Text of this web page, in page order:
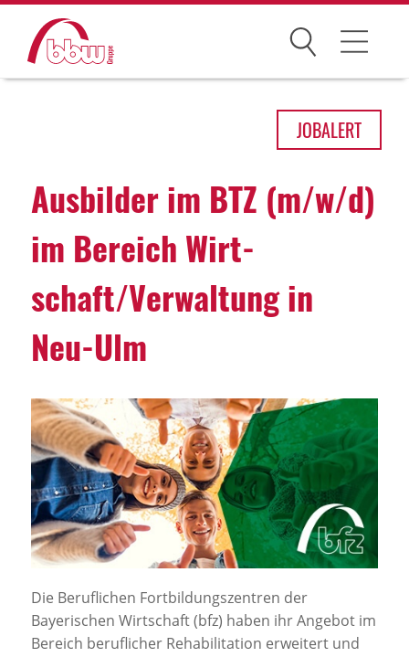
Suchen
Über uns
Leitbild
Gesellschaften
Historie
Organisation
Jobportal
Presse und Medien
bbw e. V.
Karriere
Presse
JOBALERT
Ausbilder im BTZ (m/w/d)
im Bereich Wirt­
schaft/Verwal­tung in
Neu-Ulm
Die Beruflichen Fortbildungszentren der
Bayerischen Wirtschaft (bfz) haben ihr Angebot im
Bereich beruflicher Rehabilitation erweitert und